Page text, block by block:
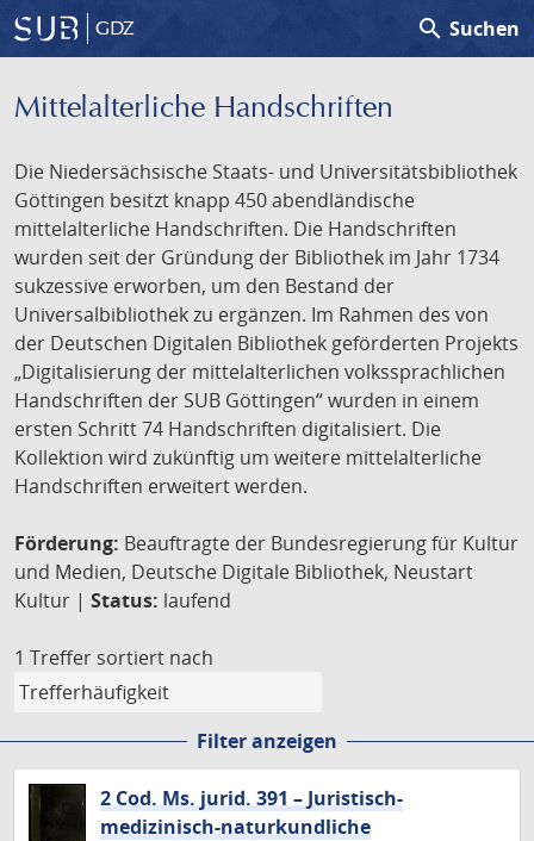
GDZ search Suchen
Mittelalterliche Handschriften
Die Niedersächsische Staats- und Universitätsbibliothek
Göttingen besitzt knapp 450 abendländische
mittelalterliche Handschriften. Die Handschriften
wurden seit der Gründung der Bibliothek im Jahr 1734
sukzessive erworben, um den Bestand der
Universalbibliothek zu ergänzen. Im Rahmen des von
der Deutschen Digitalen Bibliothek geförderten Projekts
„Digitalisierung der mittelalterlichen volkssprachlichen
Handschriften der SUB Göttingen“ wurden in einem
ersten Schritt 74 Handschriften digitalisiert. Die
Kollektion wird zukünftig um weitere mittelalterliche
Handschriften erweitert werden.
Förderung: Beauftragte der Bundesregierung für Kultur
und Medien, Deutsche Digitale Bibliothek, Neustart
Kultur | Status: laufend
1 Treffer sortiert nach
Filter anzeigen
2 Cod. Ms. jurid. 391 – Juristisch-
medizinisch-naturkundliche